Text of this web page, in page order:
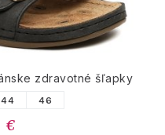
zdravotné šľapky
44 46
€